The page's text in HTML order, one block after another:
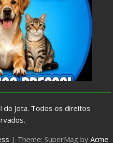
do Jota. Todos os direitos
| Theme: SuperMag by Acme